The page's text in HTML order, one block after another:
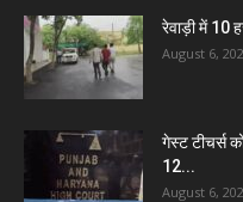
रेवाड़ी में 10
August 6,
गेस्ट टीचर्स
12...
August 6,